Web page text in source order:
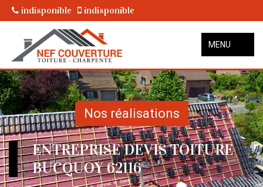
indisponible indisponible
MENU
Nos réalisations
ENTREPRISE DEVIS TOITURE
BUCQUOY 62116